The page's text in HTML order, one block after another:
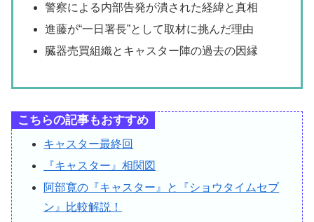
警察による内部告発が潰された経緯と真相
進藤が“一日署長”として取材に挑んだ理由
臓器売買組織とキャスター陣の過去の因縁
こちらの記事もおすすめ
キャスター最終回
『キャスター』相関図
阿部寛の『キャスター』と『ショウタイムセブ
ン』比較解説！